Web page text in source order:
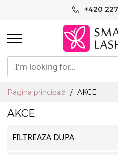
+420
Pagina principală AKCE
AKCE
FILTREAZA DUPA